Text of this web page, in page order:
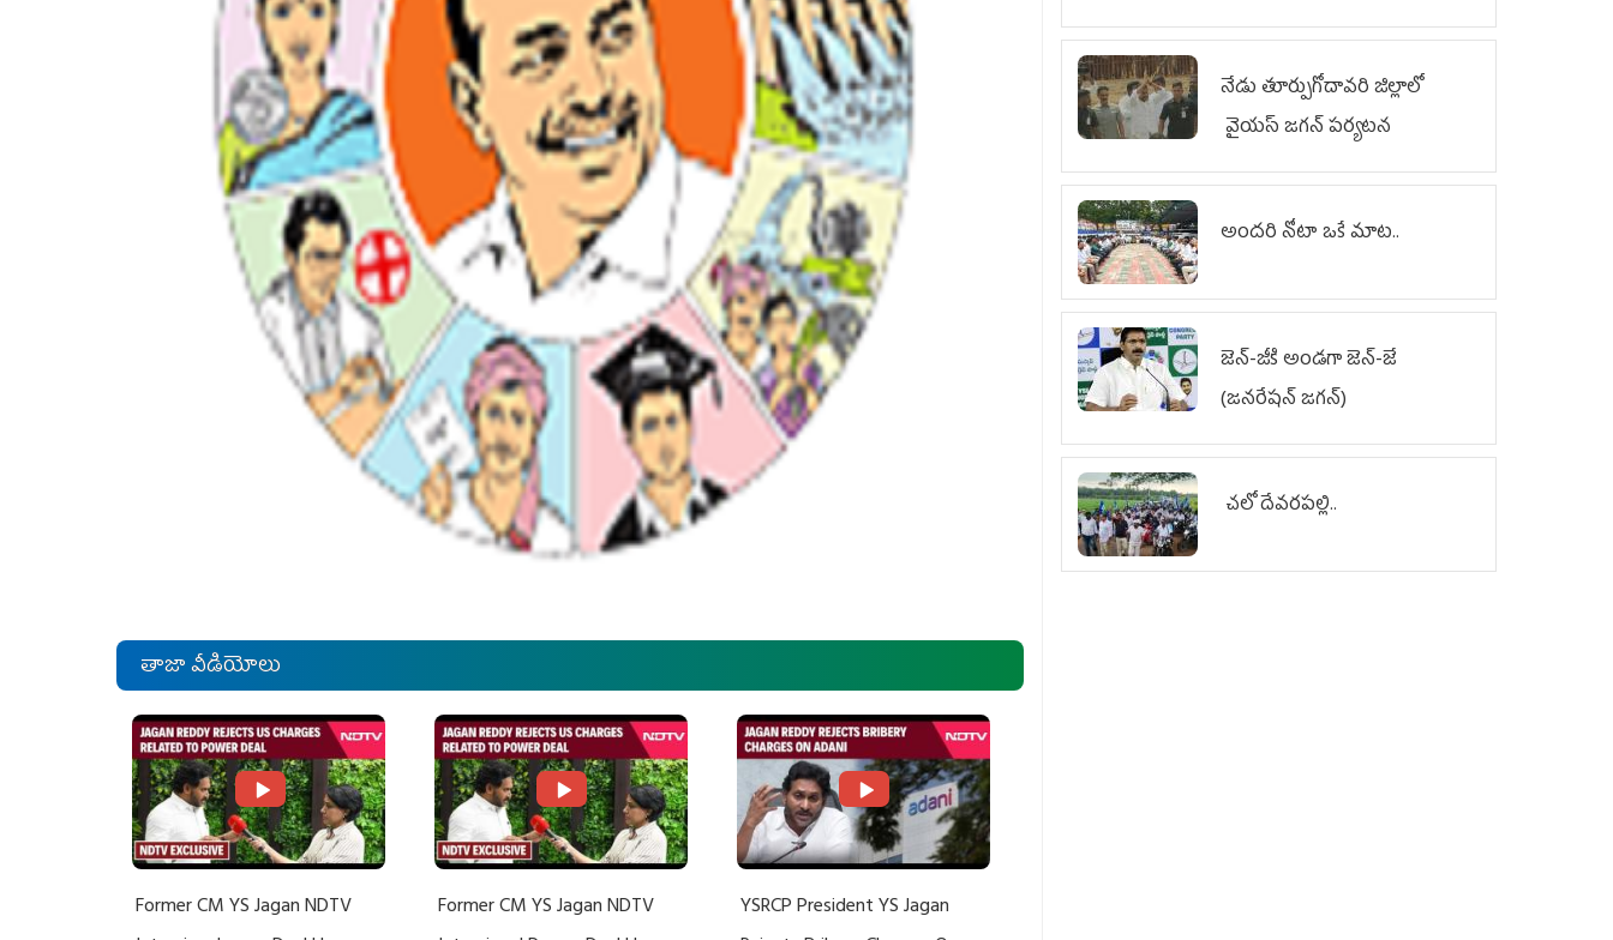
తాజా వీడియోలు
Former CM YS Jagan NDTV
Former CM YS Jagan NDTV
YSRCP President YS Jagan
నేడు తూర్పుగోదావరి జిల్లాలో
వైయస్‌ జగన్‌ పర్యటన
అందరి నోటా ఒకే మాట..
జెన్‌-జీకి అండగా జెన్‌-జే
(జనరేషన్ జగన్)
చలో దేవరపల్లి..